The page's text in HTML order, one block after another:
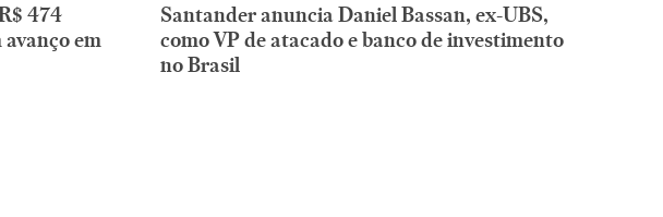
474
avanço em
Santander anuncia Daniel Bassan, ex-UBS,
como VP de atacado e banco de investimento
no Brasil